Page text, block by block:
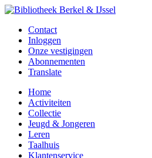
Contact
Inloggen
Onze vestigingen
Abonnementen
Translate
Home
Activiteiten
Collectie
Jeugd & Jongeren
Leren
Taalhuis
Klantenservice